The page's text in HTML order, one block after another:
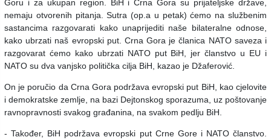
Goru i za ukupan region. BiH i Crna Gora su prijateljske države,
nemaju otvorenih pitanja. Sutra (op.a u petak) ćemo na službenim
sastancima razgovarati kako unaprijediti naše bilateralne odnose,
kako ubrzati naš evropski put. Crna Gora je članica NATO saveza i
razgovarat ćemo kako ubrzati NATO put BiH, jer članstvo u EU i
NATO su dva vanjsko politička cilja BiH, kazao je Džaferović.
On je poručio da Crna Gora podržava evropski put BiH, kao cjelovite
i demokratske zemlje, na bazi Dejtonskog sporazuma, uz poštovanje
ravnopravnosti svakog građanina, na svakom pedlju BiH.
- Također, BiH podržava evropski put Crne Gore i NATO članstvo.